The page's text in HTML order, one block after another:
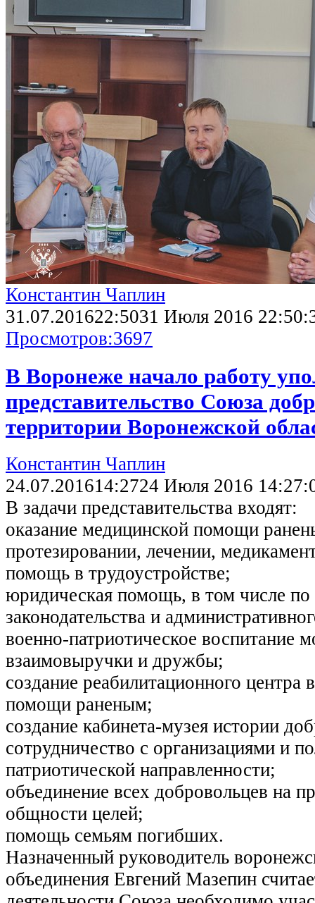
Константин Чаплин
31.07.201622:5031 Июля 2016
Просмотров:3697
В Воронеже начало работу
представительство Союза
территории Воронежской
Константин Чаплин
24.07.201614:2724 Июля 2016
В задачи представительства входят:
оказание медицинской помощи
протезировании, лечении,
помощь в трудоустройстве;
юридическая помощь, в том числе
законодательства и
военно-патриотическое воспитание
взаимовыручки и дружбы;
создание реабилитационного центра
помощи раненым;
создание кабинета-музея истории
сотрудничество с организациями и
патриотической направленности;
объединение всех добровольцев на
общности целей;
помощь семьям погибших.
Назначенный руководитель
объединения Евгений Мазепин